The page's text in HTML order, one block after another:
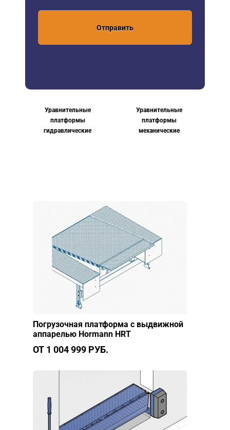
Отправить
Уравнительные
платформы
гидравлические
Уравнительные
платформы
механические
Погрузочная платформа с выдвижной
аппарелью Hormann HRT
ОТ 1 004 999 РУБ.